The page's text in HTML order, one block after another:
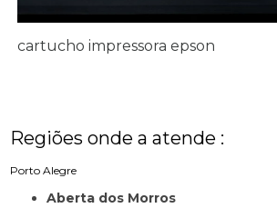
cartucho impressora epson
Regiões onde a atende :
Porto Alegre
Aberta dos Morros